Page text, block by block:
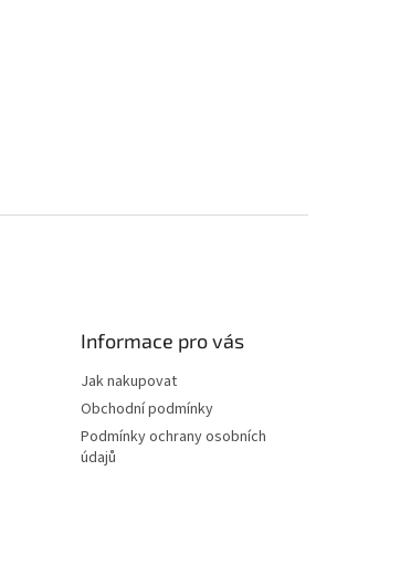
Informace pro vás
Jak nakupovat
Obchodní podmínky
Podmínky ochrany osobních
údajů